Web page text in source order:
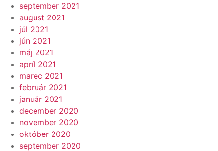
september 2021
august 2021
júl 2021
jún 2021
máj 2021
apríl 2021
marec 2021
február 2021
január 2021
december 2020
november 2020
október 2020
september 2020